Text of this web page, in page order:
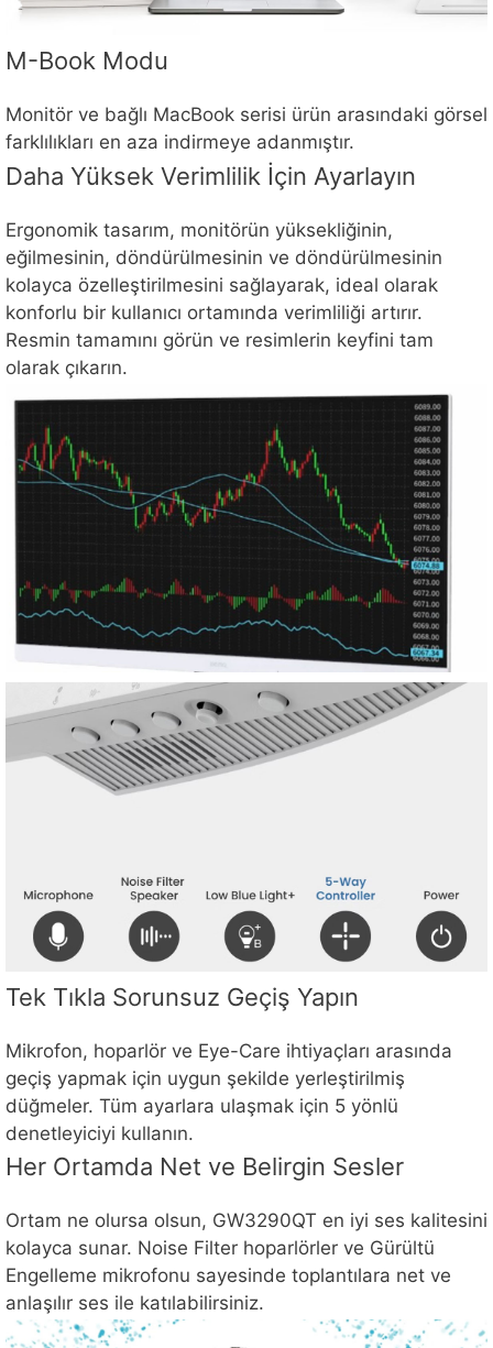
M-Book Modu
Monitör ve bağlı MacBook serisi ürün arasındaki görsel
farklılıkları en aza indirmeye adanmıştır.
Daha Yüksek Verimlilik İçin Ayarlayın
Ergonomik tasarım, monitörün yüksekliğinin,
eğilmesinin, döndürülmesinin ve döndürülmesinin
kolayca özelleştirilmesini sağlayarak, ideal olarak
konforlu bir kullanıcı ortamında verimliliği artırır.
Resmin tamamını görün ve resimlerin keyfini tam
olarak çıkarın.
Tek Tıkla Sorunsuz Geçiş Yapın
Mikrofon, hoparlör ve Eye-Care ihtiyaçları arasında
geçiş yapmak için uygun şekilde yerleştirilmiş
düğmeler. Tüm ayarlara ulaşmak için 5 yönlü
denetleyiciyi kullanın.
Her Ortamda Net ve Belirgin Sesler
Ortam ne olursa olsun, GW3290QT en iyi ses kalitesini
kolayca sunar. Noise Filter hoparlörler ve Gürültü
Engelleme mikrofonu sayesinde toplantılara net ve
anlaşılır ses ile katılabilirsiniz.